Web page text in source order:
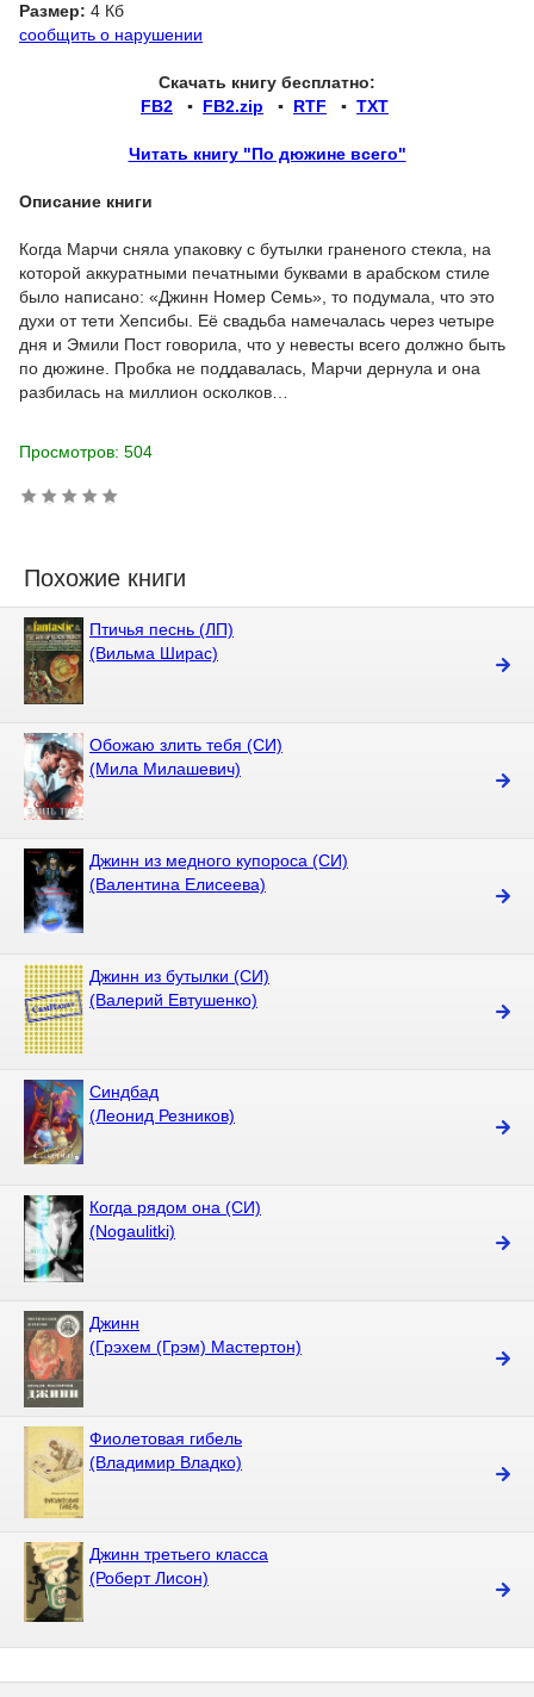
Размер: 4 Кб
сообщить о нарушении
Скачать книгу бесплатно:
FB2 ▪ FB2.zip ▪ RTF ▪ TXT
Читать книгу "По дюжине всего"
Описание книги
Когда Марчи сняла упаковку с бутылки граненого стекла, на
которой аккуратными печатными буквами в арабском стиле
было написано: «Джинн Номер Семь», то подумала, что это
духи от тети Хепсибы. Её свадьба намечалась через четыре
дня и Эмили Пост говорила, что у невесты всего должно быть
по дюжине. Пробка не поддавалась, Марчи дернула и она
разбилась на миллион осколков…
Просмотров: 504
Похожие книги
Птичья песнь (ЛП)
(Вильма Ширас)
Обожаю злить тебя (СИ)
(Мила Милашевич)
Джинн из медного купороса (СИ)
(Валентина Елисеева)
Джинн из бутылки (СИ)
(Валерий Евтушенко)
Синдбад
(Леонид Резников)
Когда рядом она (СИ)
(Nogaulitki)
Джинн
(Грэхем (Грэм) Мастертон)
Фиолетовая гибель
(Владимир Владко)
Джинн третьего класса
(Роберт Лисон)